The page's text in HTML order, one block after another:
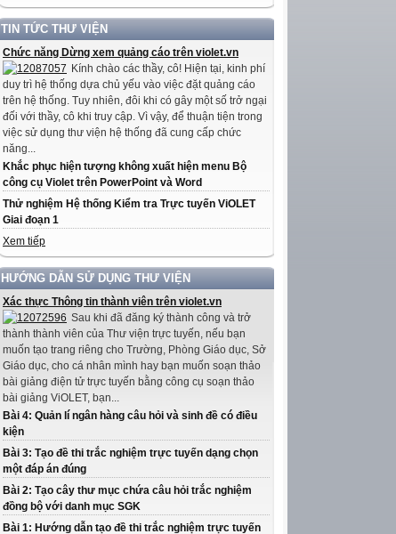
TIN TỨC THƯ VIỆN
Chức năng Dừng xem quảng cáo trên violet.vn
Kính chào các thầy, cô! Hiện tại, kinh phí
duy trì hệ thống dựa chủ yếu vào việc đặt quảng cáo
trên hệ thống. Tuy nhiên, đôi khi có gây một số trở ngại
đối với thầy, cô khi truy cập. Vì vậy, để thuận tiện trong
việc sử dụng thư viện hệ thống đã cung cấp chức
năng...
Khắc phục hiện tượng không xuất hiện menu Bộ
công cụ Violet trên PowerPoint và Word
Thử nghiệm Hệ thống Kiểm tra Trực tuyến ViOLET
Giai đoạn 1
Xem tiếp
HƯỚNG DẪN SỬ DỤNG THƯ VIỆN
Xác thực Thông tin thành viên trên violet.vn
Sau khi đã đăng ký thành công và trở
thành thành viên của Thư viện trực tuyến, nếu bạn
muốn tạo trang riêng cho Trường, Phòng Giáo dục, Sở
Giáo dục, cho cá nhân mình hay bạn muốn soạn thảo
bài giảng điện tử trực tuyến bằng công cụ soạn thảo
bài giảng ViOLET, bạn...
Bài 4: Quản lí ngân hàng câu hỏi và sinh đề có điều
kiện
Bài 3: Tạo đề thi trắc nghiệm trực tuyến dạng chọn
một đáp án đúng
Bài 2: Tạo cây thư mục chứa câu hỏi trắc nghiệm
đồng bộ với danh mục SGK
Bài 1: Hướng dẫn tạo đề thi trắc nghiệm trực tuyến